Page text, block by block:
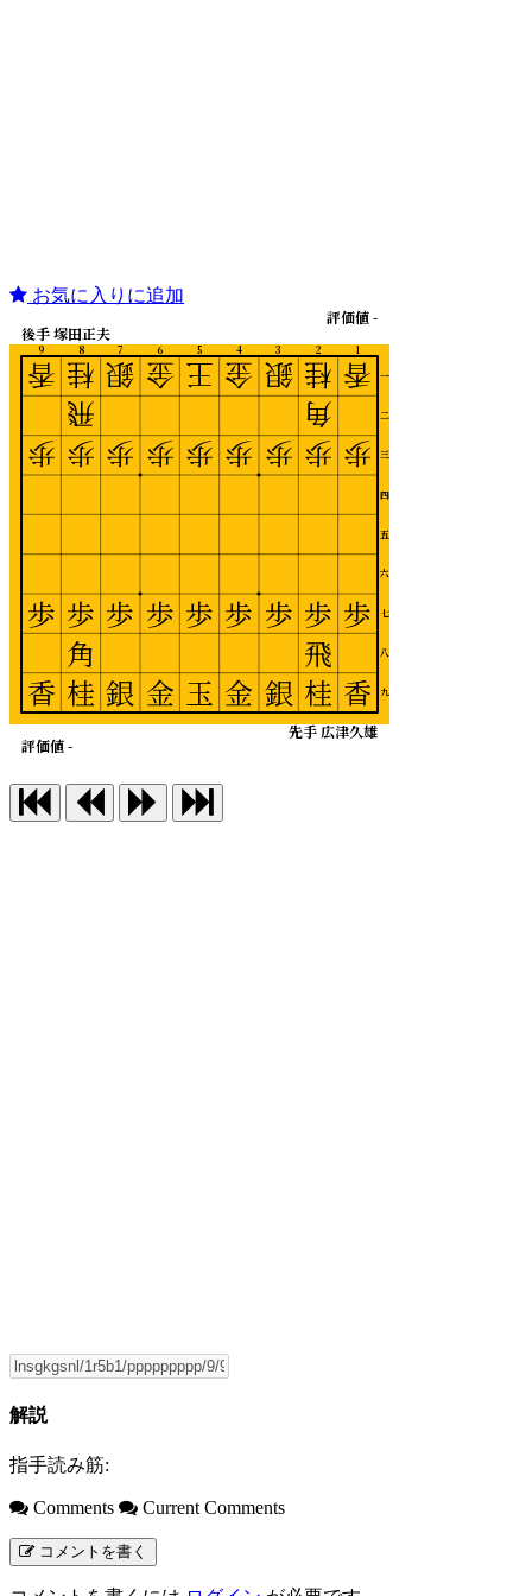
お気に入りに追加
1
2
3
4
5
6
7
8
9
一
二
三
四
五
六
七
八
九
先手 広津久雄
後手 塚田正夫
評価値 -
評価値 -
香
歩
歩
香
桂
角
歩
歩
飛
桂
銀
歩
歩
銀
金
歩
歩
金
王
歩
歩
玉
金
歩
歩
金
銀
歩
歩
銀
桂
飛
歩
歩
角
桂
香
歩
歩
香
解説
指手読み筋:
Comments Current Comments
コメントを書く